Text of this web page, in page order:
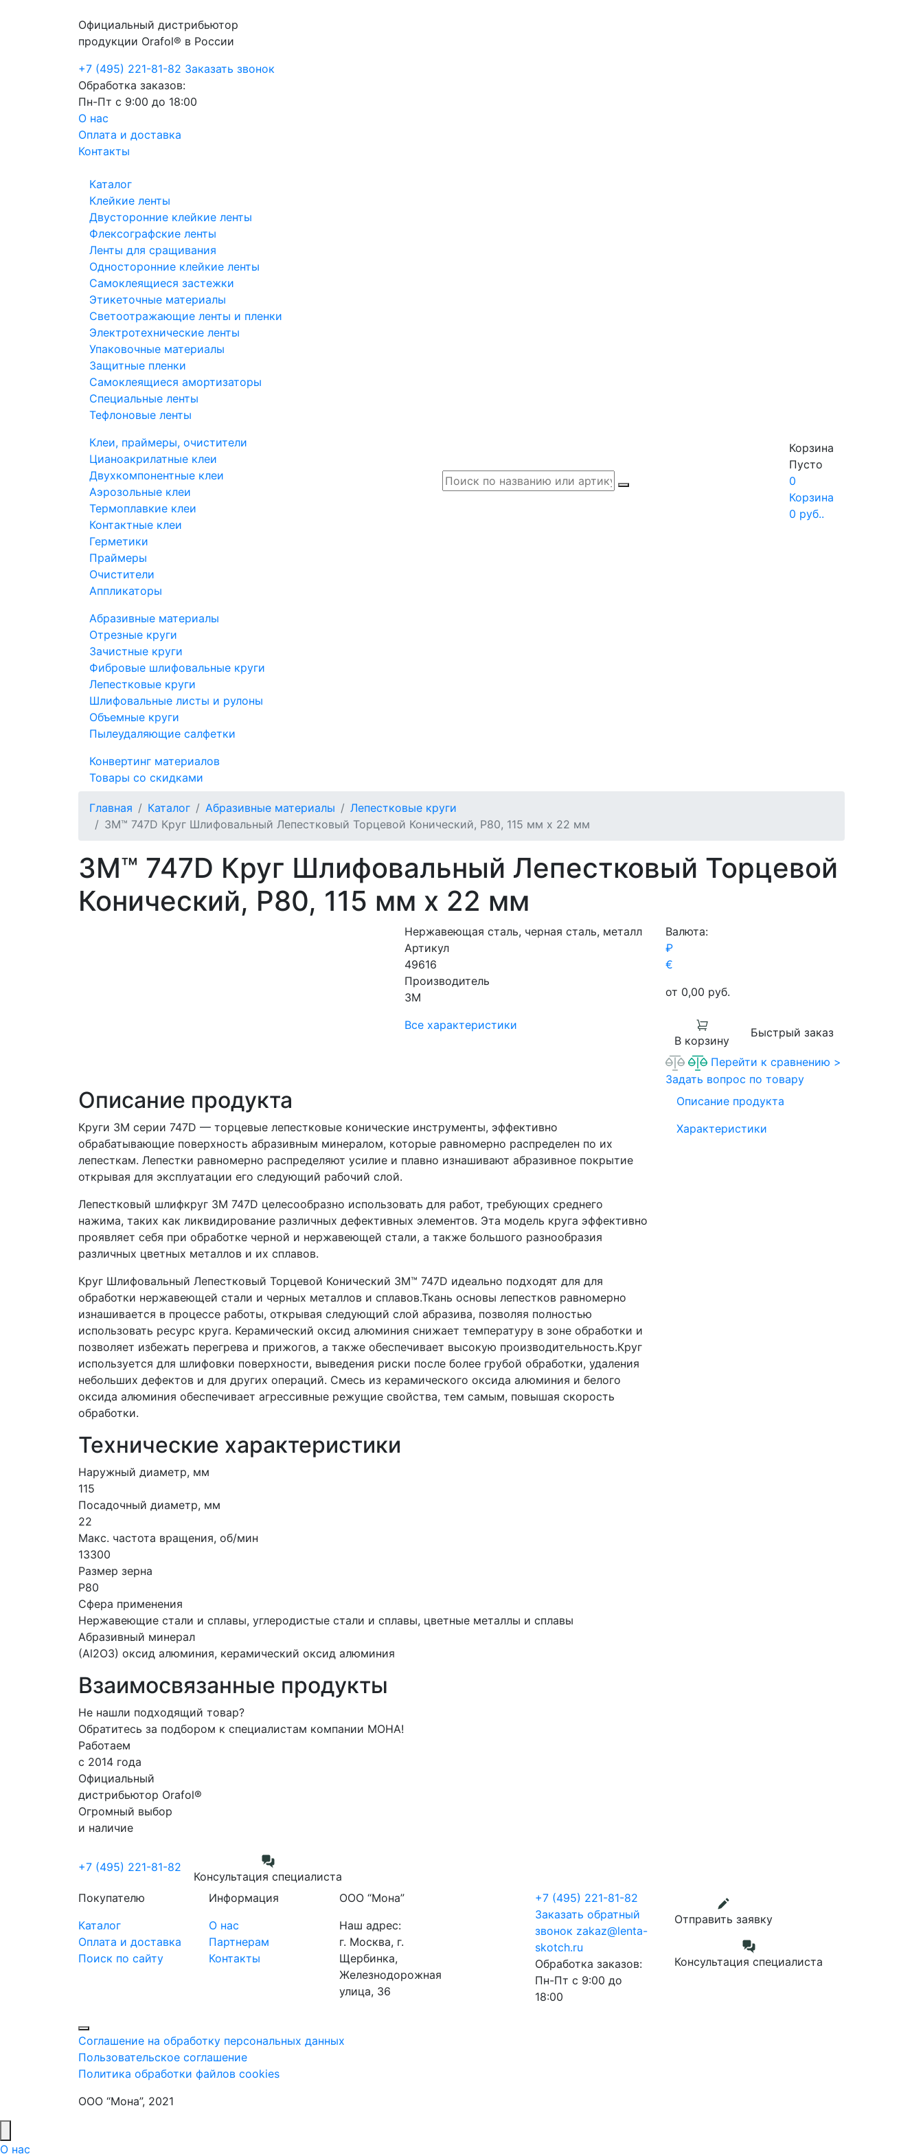
Официальный дистрибьютор
продукции Orafol® в России
+7 (495) 221-81-82 Заказать звонок
Обработка заказов:
Пн-Пт с 9:00 до 18:00
О нас
Оплата и доставка
Контакты
Каталог
Клейкие ленты
Двусторонние клейкие ленты
Флексографские ленты
Ленты для сращивания
Односторонние клейкие ленты
Самоклеящиеся застежки
Этикеточные материалы
Светоотражающие ленты и пленки
Электротехнические ленты
Упаковочные материалы
Защитные пленки
Самоклеящиеся амортизаторы
Специальные ленты
Тефлоновые ленты
Клеи, праймеры, очистители
Цианоакрилатные клеи
Двухкомпонентные клеи
Аэрозольные клеи
Термоплавкие клеи
Контактные клеи
Герметики
Праймеры
Очистители
Аппликаторы
Абразивные материалы
Отрезные круги
Зачистные круги
Фибровые шлифовальные круги
Лепестковые круги
Шлифовальные листы и рулоны
Объемные круги
Пылеудаляющие салфетки
Конвертинг материалов
Товары со скидками
Корзина
Пусто
0
Корзина
0 руб..
Главная Каталог Абразивные материалы
Лепестковые круги
3M™ 747D Круг Шлифовальный Лепестковый Торцевой Конический, P80, 115 мм х 22 мм
3M™ 747D Круг Шлифовальный Лепестковый Торцевой
Конический, P80, 115 мм х 22 мм
Нержавеющая сталь, черная сталь, металл
Артикул
49616
Производитель
3M
Все характеристики
Валюта:
₽
€
от 0,00 руб.
В корзину
Быстрый заказ
Перейти к сравнению >
Задать вопрос по товару
Описание продукта
Круги 3M серии 747D — торцевые лепестковые конические инструменты, эффективно
обрабатывающие поверхность абразивным минералом, которые равномерно распределен по их
лепесткам. Лепестки равномерно распределяют усилие и плавно изнашивают абразивное покрытие
открывая для эксплуатации его следующий рабочий слой.
Лепестковый шлифкруг 3M 747D целесообразно использовать для работ, требующих среднего
нажима, таких как ликвидирование различных дефективных элементов. Эта модель круга эффективно
проявляет себя при обработке черной и нержавеющей стали, а также большого разнообразия
различных цветных металлов и их сплавов.
Круг Шлифовальный Лепестковый Торцевой Конический 3M™ 747D идеально подходят для для
обработки нержавеющей стали и черных металлов и сплавов.Ткань основы лепестков равномерно
изнашивается в процессе работы, открывая следующий слой абразива, позволяя полностью
использовать ресурс круга. Керамический оксид алюминия снижает температуру в зоне обработки и
позволяет избежать перегрева и прижогов, а также обеспечивает высокую производительность.Круг
используется для шлифовки поверхности, выведения риски после более грубой обработки, удаления
небольших дефектов и для других операций. Смесь из керамического оксида алюминия и белого
оксида алюминия обеспечивает агрессивные режущие свойства, тем самым, повышая скорость
обработки.
Технические характеристики
Наружный диаметр, мм
115
Посадочный диаметр, мм
22
Макс. частота вращения, об/мин
13300
Размер зерна
P80
Сфера применения
Нержавеющие стали и сплавы, углеродистые стали и сплавы, цветные металлы и сплавы
Абразивный минерал
(Al2O3) оксид алюминия, керамический оксид алюминия
Описание продукта
Характеристики
Взаимосвязанные продукты
Не нашли подходящий товар?
Обратитесь за подбором к специалистам компании МОНА!
Работаем
с 2014 года
Официальный
дистрибьютор Orafol®
Огромный выбор
и наличие
+7 (495) 221-81-82
Консультация специалиста
Покупателю
Каталог
Оплата и доставка
Поиск по сайту
Информация
О нас
Партнерам
Контакты
ООО “Мона”
Наш адрес:
г. Москва, г.
Щербинка,
Железнодорожная
улица, 36
+7 (495) 221-81-82
Заказать обратный
звонок zakaz@lenta-
skotch.ru
Обработка заказов:
Пн-Пт с 9:00 до
18:00
Отправить заявку
Консультация специалиста
Соглашение на обработку персональных данных
Пользовательское соглашение
Политика обработки файлов cookies
ООО “Мона”, 2021
О нас